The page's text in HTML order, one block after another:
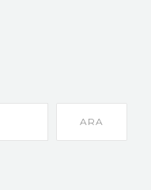
ARA